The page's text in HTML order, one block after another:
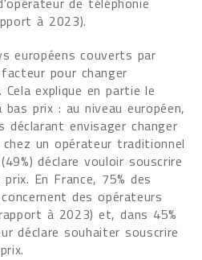
à 2023).
européens couverts par
pour changer
explique en partie le
prix : au niveau européen,
déclarant envisager changer
un opérateur traditionnel
déclare vouloir souscrire
En France, 75% des
des opérateurs
à 2023) et, dans 45%
déclare souhaiter souscrire